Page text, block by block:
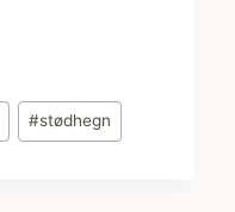
#stødhegn